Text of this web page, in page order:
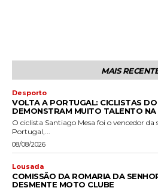
MAIS
Desporto
VOLTA A PORTUGAL: CICLISTAS
DEMONSTRAM MUITO TALENTO NA
O ciclista Santiago Mesa foi o vencedor da
Portugal,...
08/08/2026
Lousada
COMISSÃO DA ROMARIA DA
DESMENTE MOTO CLUBE